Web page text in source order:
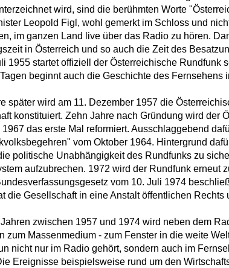
wird, sind die berühmten Worte
Leopold Figl, wohl gemerkt im Schloss und
im ganzen Land live über das Radio zu hören.
in Österreich und so auch die Zeit des
1955 startet offiziell der Österreichische Rundfunk
Tagen beginnt auch die Geschichte des Fernsehens
später wird am 11. Dezember 1957 die
konstituiert. Zehn Jahre nach Gründung wird der
1967 das erste Mal reformiert. Ausschlaggebend
vom Oktober 1964. Hintergrund
politische Unabhängigkeit des Rundfunks zu
aufzubrechen. 1972 wird der Rundfunk erneut
vom 10. Juli 1974
die Gesellschaft in eine Anstalt öffentlichen Rechts
Jahren zwischen 1957 und 1974 wird neben dem
zum Massenmedium - zum Fenster in die weite
nicht nur im Radio gehört, sondern auch im
Ereignisse beispielsweise rund um den